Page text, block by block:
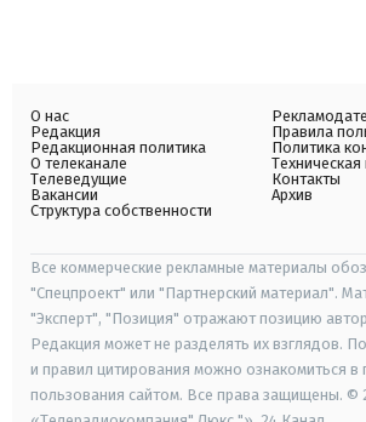
О нас
Редакция
Редакционная политика
О телеканале
Телеведущие
Вакансии
Структура собственности
Правила
Политика
Контакты
Архив
Все коммерческие рекламные материалы
"Спецпроект" или "Партнерский материал".
"Эксперт", "Позиция" отражают позицию
Редакция может не разделять их взглядов.
и правил цитирования можно ознакомиться в
пользования сайтом. Все права защищены.